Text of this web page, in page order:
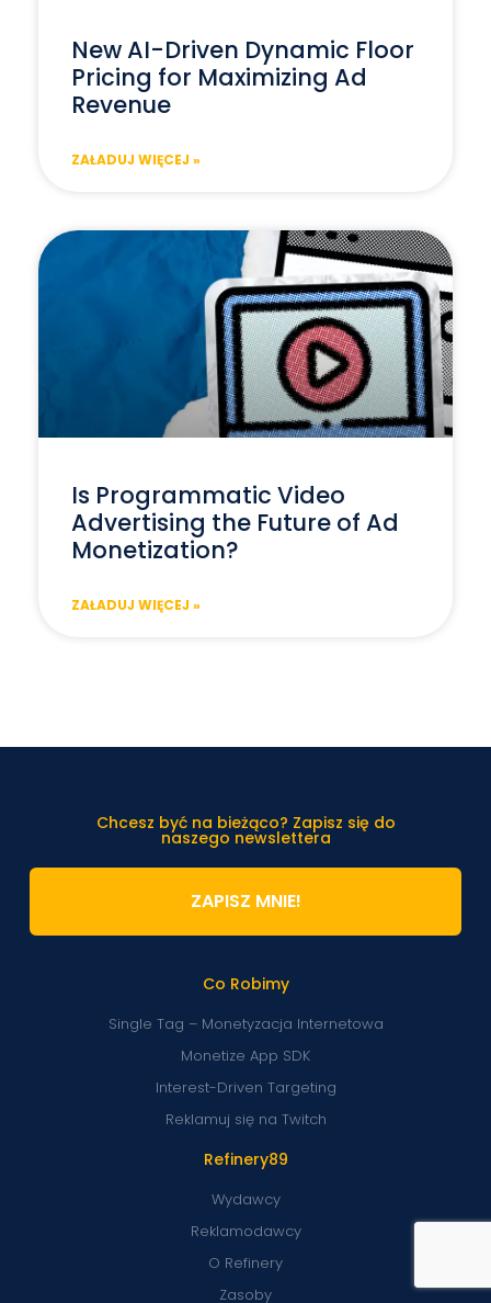
New AI-Driven Dynamic Floor
Pricing for Maximizing Ad
Revenue
ZAŁADUJ WIĘCEJ »
Is Programmatic Video
Advertising the Future of Ad
Monetization?
ZAŁADUJ WIĘCEJ »
Refinery89
Wydawcy
Reklamodawcy
O Refinery
Zasoby
Co Robimy
Single Tag – Monetyzacja Internetowa
Monetize App SDK
Interest-Driven Targeting
Reklamuj się na Twitch
Chcesz być na bieżąco? Zapisz się do
naszego newslettera
ZAPISZ MNIE!